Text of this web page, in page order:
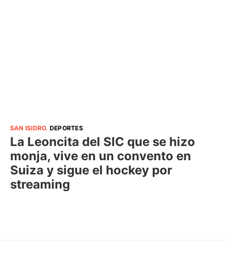
SAN ISIDRO. DEPORTES
La Leoncita del SIC que se hizo
monja, vive en un convento en
Suiza y sigue el hockey por
streaming